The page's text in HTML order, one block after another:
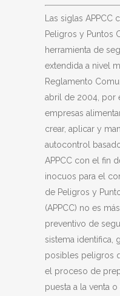
Las siglas
Peligros y Puntos
herramienta de
extendida a nivel
Reglamento
abril de 2004, por
empresas
crear, aplicar y
autocontrol
APPCC con el fin
inocuos para el
de Peligros y
(APPCC) no es
preventivo de
sistema identifica,
posibles peligros
el proceso de
puesta a la venta